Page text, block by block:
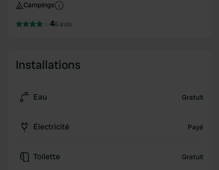
Campings
46 avis
Installations
Eau Gratuit
Électricité Payé
Toilette Gratuit